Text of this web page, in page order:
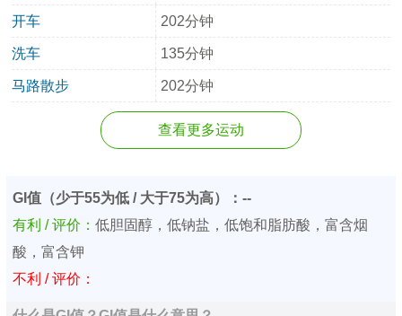
开车 202分钟
洗车 135分钟
马路散步 202分钟
查看更多运动
GI值（少于55为低 / 大于75为高）：--
有利 / 评价： 低胆固醇，低钠盐，低饱和脂肪酸，富含烟
酸，富含钾
不利 / 评价：